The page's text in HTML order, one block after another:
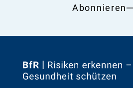
Abonnieren
Zur